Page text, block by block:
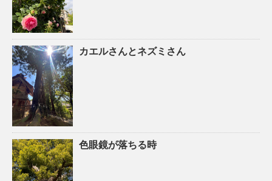
カエルさんとネズミさん
色眼鏡が落ちる時